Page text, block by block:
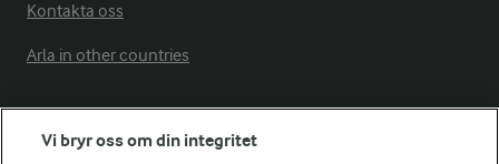
Kontakta oss
Arla in other countries
Fler Arlasajter
Vi bryr oss om din integritet